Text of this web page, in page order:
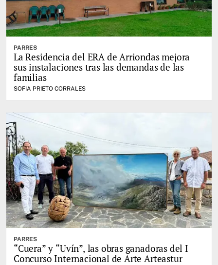
PARRES
La Residencia del ERA de Arriondas mejora
sus instalaciones tras las demandas de las
familias
SOFIA PRIETO CORRALES
PARRES
“Cuera” y “Uvín”, las obras ganadoras del I
Concurso Internacional de Arte Arteastur